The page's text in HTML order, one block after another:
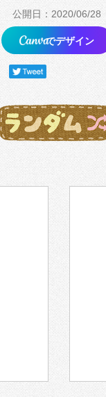
公開日：2020/06/28
でデザイン